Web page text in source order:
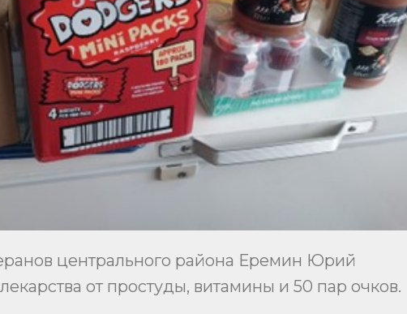
центрального района Еремин Юрий
от простуды, витамины и 50 пар очков.